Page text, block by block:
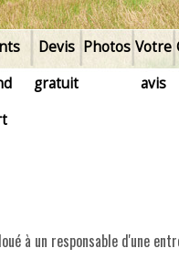
Devis
gratuit
Photos Votre
avis
à un responsable d'une